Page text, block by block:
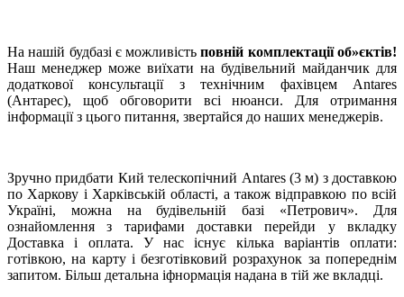
На нашій будбазі є можливістьповній комплектації об»єктів!
Наш менеджер може виїхати на будівельний майданчик для
додаткової консультації з технічним фахівцем Antares
(Антарес), щоб обговорити всі нюанси. Для отримання
інформації з цього питання, звертайся до наших менеджерів.
Зручно придбати Кий телескопічний Antares (3 м) з доставкою
по Харкову і Харківській області, а також відправкою по всій
Україні, можна на будівельній базі «Петрович». Для
ознайомлення з тарифами доставки перейди у вкладку
Доставка і оплата. У нас існує кілька варіантів оплати:
готівкою, на карту і безготівковий розрахунок за попереднім
запитом. Більш детальна іфнормація надана в тій же вкладці.